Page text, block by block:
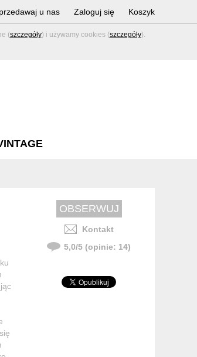
(szczegóły) i używamy cookies (szczegóły).
u nas Zaloguj się Koszyk
Kontakt
5,0/5 (opinie: 14)